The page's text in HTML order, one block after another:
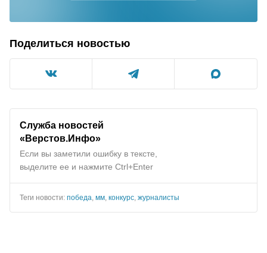
Поделиться новостью
Служба новостей
«Верстов.Инфо»
Если вы заметили ошибку в тексте,
выделите ее и нажмите Ctrl+Enter
Теги новости: победа мм конкурс журналисты